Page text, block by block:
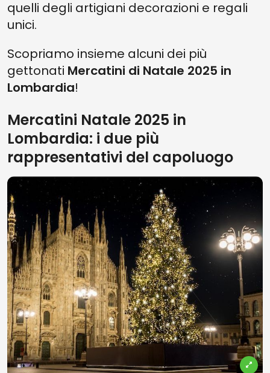
quelli degli artigiani decorazioni e regali
unici.
Scopriamo insieme alcuni dei più
gettonati Mercatini di Natale 2025 in
Lombardia!
Mercatini Natale 2025 in
Lombardia: i due più
rappresentativi del capoluogo